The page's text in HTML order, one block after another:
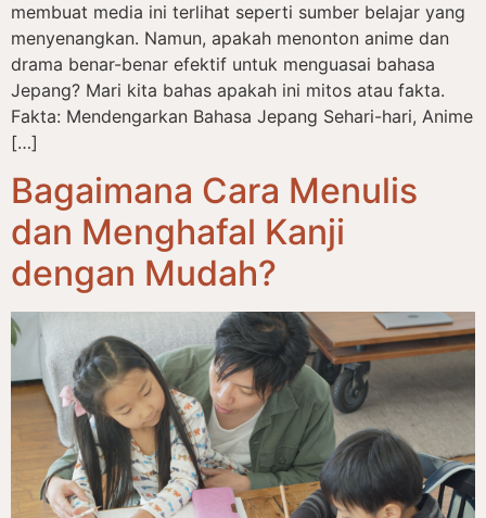
membuat media ini terlihat seperti sumber belajar yang
menyenangkan. Namun, apakah menonton anime dan
drama benar-benar efektif untuk menguasai bahasa
Jepang? Mari kita bahas apakah ini mitos atau fakta.
Fakta: Mendengarkan Bahasa Jepang Sehari-hari, Anime
[…]
Bagaimana Cara Menulis
dan Menghafal Kanji
dengan Mudah?